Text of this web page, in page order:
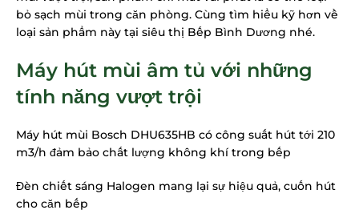
bỏ sạch mùi trong căn phòng. Cùng tìm hiểu kỹ hơn về
loại sản phẩm này tại siêu thị Bếp Bình Dương nhé.
Máy hút mùi âm tủ với những
tính năng vượt trội
Máy hút mùi Bosch DHU635HB có công suất hút tới 210
m3/h đảm bảo chất lượng không khí trong bếp
Đèn chiết sáng Halogen mang lại sự hiệu quả, cuốn hút
cho căn bếp